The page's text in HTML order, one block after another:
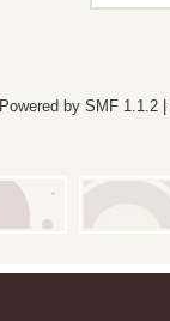
Powered by SMF 1.1.2|